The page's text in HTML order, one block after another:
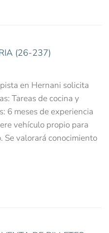
(26-237)
en Hernani solicita
Tareas de cocina y
6 meses de experiencia
vehículo propio para
Se valorará conocimiento